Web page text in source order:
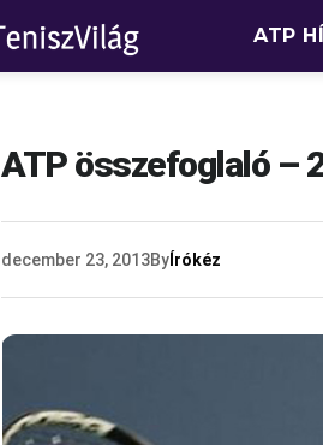
ATP
ATP összefoglaló –
december 23, 2013By Írókéz